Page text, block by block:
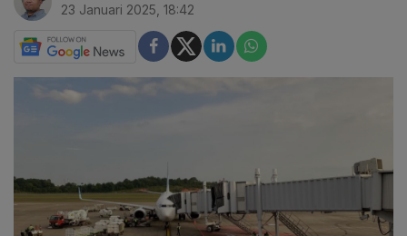
23 Januari 2025, 18:42